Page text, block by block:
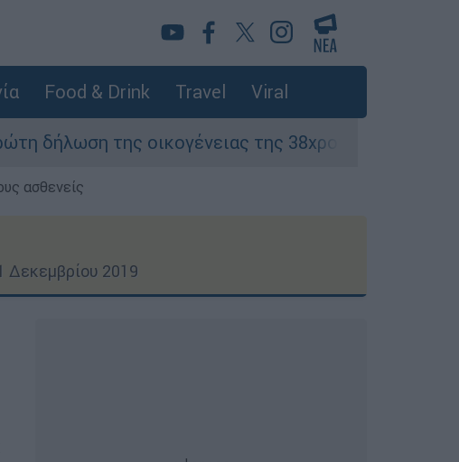
Food & Drink Travel Viral
της 38χρονης Βρετανίδας που
ασθενείς
Δεκεμβρίου 2019